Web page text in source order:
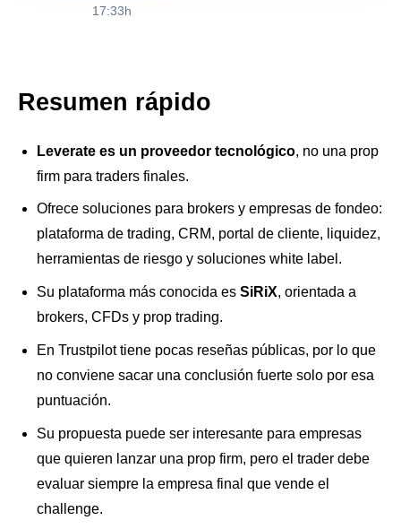
17:33h
Resumen rápido
Leverate es un proveedor tecnológico, no una prop
firm para traders finales.
Ofrece soluciones para brokers y empresas de fondeo:
plataforma de trading, CRM, portal de cliente, liquidez,
herramientas de riesgo y soluciones white label.
Su plataforma más conocida es SiRiX, orientada a
brokers, CFDs y prop trading.
En Trustpilot tiene pocas reseñas públicas, por lo que
no conviene sacar una conclusión fuerte solo por esa
puntuación.
Su propuesta puede ser interesante para empresas
que quieren lanzar una prop firm, pero el trader debe
evaluar siempre la empresa final que vende el
challenge.